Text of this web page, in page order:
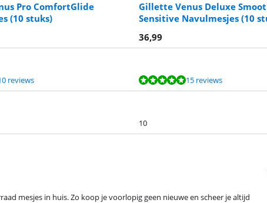
Pro ComfortGlide
(10 stuks)
Gillette Venus Deluxe
Sensitive Navulmesjes (10
36,99
reviews 15 reviews
10
mesjes in huis. Zo koop je voorlopig geen nieuwe en scheer je altijd